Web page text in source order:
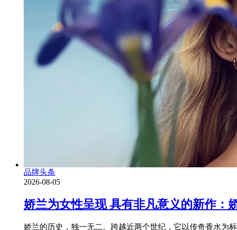
品牌头条
2026-08-05
娇兰为女性呈现 具有非凡意义的新作：
娇兰的历史，独一无二。跨越近两个世纪，它以传奇香水为